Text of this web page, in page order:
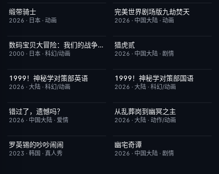
今日更新
缎带骑士
2026 · 日本 · 动画
今日更新
完美世界剧场版九劫焚天
2026 · 中国大陆 · 动画
今日更新 8.9数码宝贝大冒险：我们的战争游戏！
2000 · 日本 · 科幻/动画
今日更新
猎虎贰
2026 · 中国大陆 · 剧情
更新至第3集 10.0
1999！神秘学对策部英语
2026 · 大陆 · 科幻/动画
更新至第3集
1999！神秘学对策部国语
2026 · 大陆 · 科幻/动画
HD国语
错过了，遗憾吗？
2026 · 中国大陆 · 爱情
更新至第13集
从乱葬岗到幽冥之主
2026 · 大陆 · 动作/动画
今日更新
罗英锡的吵吵闹闹
2023 · 韩国 · 真人秀
完结
幽宅奇谭
2026 · 中国大陆 · 剧情